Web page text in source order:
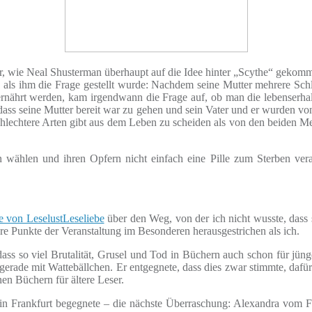
Neal Shusterman überhaupt auf die Idee hinter „Scythe“
ihm die Frage gestellt wurde: Nachdem seine Mutter mehrere
werden, kam irgendwann die Frage auf, ob man die
seine Mutter bereit war zu gehen und sein Vater und er wurden
Arten gibt aus dem Leben zu scheiden als von den beiden
wählen und ihren Opfern nicht einfach eine Pille zum Sterben
von LeselustLeseliebeüber den Weg, von der ich nicht wusste,
Punkte der Veranstaltung im Besonderen herausgestrichen als ich.
so viel Brutalität, Grusel und Tod in Büchern auch schon für
mit Wattebällchen. Er entgegnete, dass dies zwar stimmte,
Büchern für ältere Leser.
begegnete – die nächste Überraschung: Alexandra vom